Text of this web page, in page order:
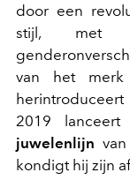
door een
stijl, met
van het merk
2019
juwelenlijn
kondigt hij zijn